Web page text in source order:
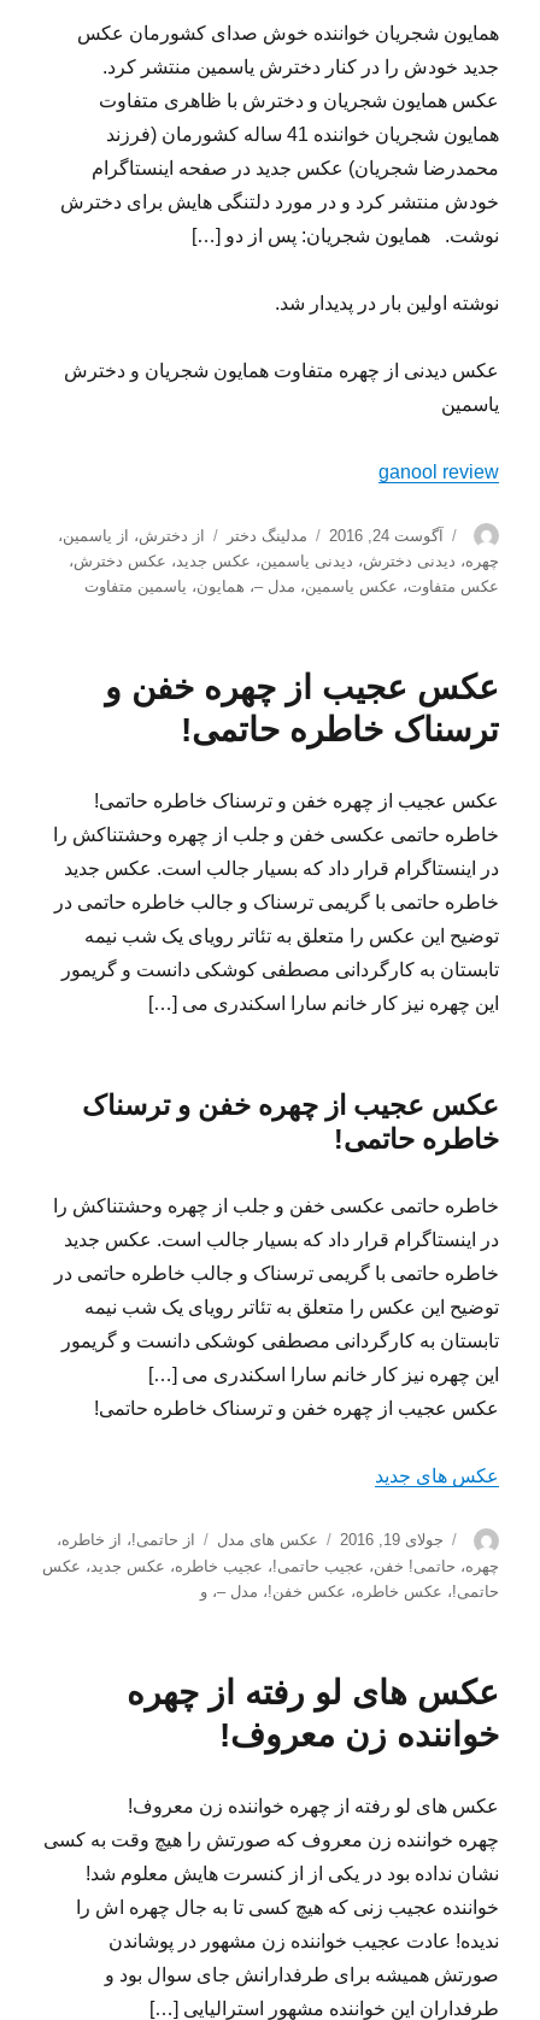
همایون شجریان خواننده خوش صدای کشورمان عکس
جدید خودش را در کنار دخترش یاسمین منتشر کرد.
عکس همایون شجریان و دخترش با ظاهری متفاوت
همایون شجریان خواننده 41 ساله کشورمان (فرزند
محمدرضا شجریان) عکس جدید در صفحه اینستاگرام
خودش منتشر کرد و در مورد دلتنگی هایش برای دخترش
نوشت. همایون شجریان: پس از دو […]
نوشته اولین بار در پدیدار شد.
عکس دیدنی از چهره متفاوت همایون شجریان و دخترش
یاسمین
ganool review
نویسنده
ارسال
شده
در
آگوست 24, 2016 دسته‌ها
مدلینگ دختر برچسب‌ها
از دخترش، از یاسمین،
چهره، دیدنی دخترش، دیدنی یاسمین، عکس جدید، عکس دخترش،
عکس متفاوت، عکس یاسمین، مدل –، همایون، یاسمین متفاوت
عکس عجیب از چهره خفن و
ترسناک خاطره حاتمی!
عکس عجیب از چهره خفن و ترسناک خاطره حاتمی!
خاطره حاتمی عکسی خفن و جلب از چهره وحشتناکش را
در اینستاگرام قرار داد که بسیار جالب است. عکس جدید
خاطره حاتمی با گریمی ترسناک و جالب خاطره حاتمی در
توضیح این عکس را متعلق به تئاتر رویای یک شب نیمه
تابستان به کارگردانی مصطفی کوشکی دانست و گریمور
این چهره نیز کار خانم سارا اسکندری می […]
عکس عجیب از چهره خفن و ترسناک
خاطره حاتمی!
خاطره حاتمی عکسی خفن و جلب از چهره وحشتناکش را
در اینستاگرام قرار داد که بسیار جالب است. عکس جدید
خاطره حاتمی با گریمی ترسناک و جالب خاطره حاتمی در
توضیح این عکس را متعلق به تئاتر رویای یک شب نیمه
تابستان به کارگردانی مصطفی کوشکی دانست و گریمور
این چهره نیز کار خانم سارا اسکندری می […]
عکس عجیب از چهره خفن و ترسناک خاطره حاتمی!
عکس های جدید
نویسنده
ارسال
شده
در
جولای 19, 2016 دسته‌ها
عکس های مدل برچسب‌ها
از حاتمی!، از خاطره،
چهره، حاتمی! خفن، عجیب حاتمی!، عجیب خاطره، عکس جدید ، عکس
حاتمی!، عکس خاطره، عکس خفن!، مدل –،و
عکس های لو رفته از چهره
خواننده زن معروف!
عکس های لو رفته از چهره خواننده زن معروف!
چهره خواننده زن معروف که صورتش را هیچ وقت به کسی
نشان نداده بود در یکی از از کنسرت هایش معلوم شد!
خواننده عجیب زنی که هیچ کسی تا به جال چهره اش را
ندیده! عادت عجیب خواننده زن مشهور در پوشاندن
صورتش همیشه برای طرفدارانش جای سوال بود و
طرفداران این خواننده مشهور استرالیایی […]